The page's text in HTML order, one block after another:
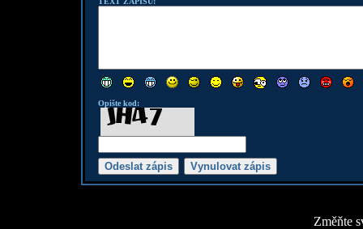
Opište kod:
Změňte